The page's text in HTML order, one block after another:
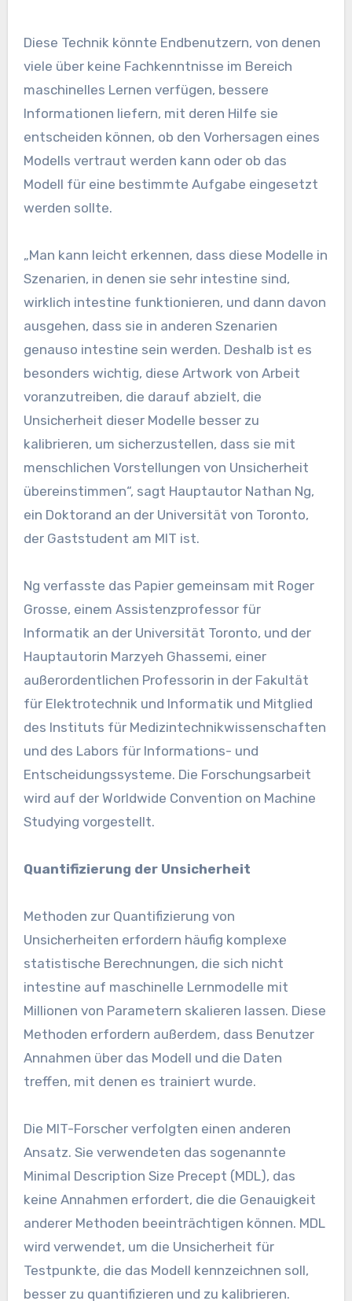
Diese Technik könnte Endbenutzern, von denen
viele über keine Fachkenntnisse im Bereich
maschinelles Lernen verfügen, bessere
Informationen liefern, mit deren Hilfe sie
entscheiden können, ob den Vorhersagen eines
Modells vertraut werden kann oder ob das
Modell für eine bestimmte Aufgabe eingesetzt
werden sollte.
„Man kann leicht erkennen, dass diese Modelle in
Szenarien, in denen sie sehr intestine sind,
wirklich intestine funktionieren, und dann davon
ausgehen, dass sie in anderen Szenarien
genauso intestine sein werden. Deshalb ist es
besonders wichtig, diese Artwork von Arbeit
voranzutreiben, die darauf abzielt, die
Unsicherheit dieser Modelle besser zu
kalibrieren, um sicherzustellen, dass sie mit
menschlichen Vorstellungen von Unsicherheit
übereinstimmen“, sagt Hauptautor Nathan Ng,
ein Doktorand an der Universität von Toronto,
der Gaststudent am MIT ist.
Ng verfasste das Papier gemeinsam mit Roger
Grosse, einem Assistenzprofessor für
Informatik an der Universität Toronto, und der
Hauptautorin Marzyeh Ghassemi, einer
außerordentlichen Professorin in der Fakultät
für Elektrotechnik und Informatik und Mitglied
des Instituts für Medizintechnikwissenschaften
und des Labors für Informations- und
Entscheidungssysteme. Die Forschungsarbeit
wird auf der Worldwide Convention on Machine
Studying vorgestellt.
Quantifizierung der Unsicherheit
Methoden zur Quantifizierung von
Unsicherheiten erfordern häufig komplexe
statistische Berechnungen, die sich nicht
intestine auf maschinelle Lernmodelle mit
Millionen von Parametern skalieren lassen. Diese
Methoden erfordern außerdem, dass Benutzer
Annahmen über das Modell und die Daten
treffen, mit denen es trainiert wurde.
Die MIT-Forscher verfolgten einen anderen
Ansatz. Sie verwendeten das sogenannte
Minimal Description Size Precept (MDL), das
keine Annahmen erfordert, die die Genauigkeit
anderer Methoden beeinträchtigen können. MDL
wird verwendet, um die Unsicherheit für
Testpunkte, die das Modell kennzeichnen soll,
besser zu quantifizieren und zu kalibrieren.